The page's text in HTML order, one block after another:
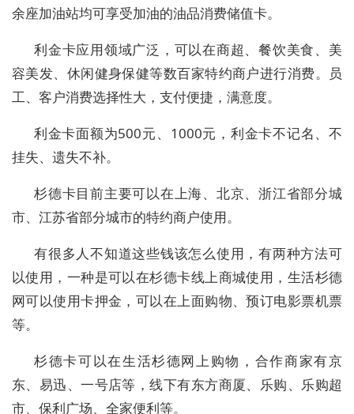
余座加油站均可享受加油的油品消费储值卡。
利金卡应用领域广泛，可以在商超、餐饮美食、美
容美发、休闲健身保健等数百家特约商户进行消费。员
工、客户消费选择性大，支付便捷，满意度。
利金卡面额为500元、1000元，利金卡不记名、不
挂失、遗失不补。
杉德卡目前主要可以在上海、北京、浙江省部分城
市、江苏省部分城市的特约商户使用。
有很多人不知道这些钱该怎么使用，有两种方法可
以使用，一种是可以在杉德卡线上商城使用，生活杉德
网可以使用卡押金，可以在上面购物、预订电影票机票
等。
杉德卡可以在生活杉德网上购物，合作商家有京
东、易迅、一号店等，线下有东方商厦、乐购、乐购超
市、保利广场、全家便利等。